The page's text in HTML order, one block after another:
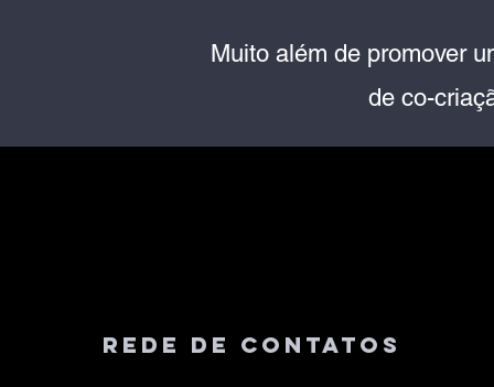
Muito além de promover
de co-
REDE DE CONTATOS